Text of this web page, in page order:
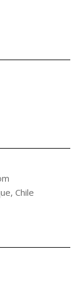
Chile